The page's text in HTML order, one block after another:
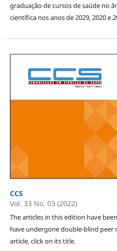
graduação de cursos de saúde no
científica nos anos de 2029, 2020 e
CCS
Vol. 33 No. 03 (2022)
The articles in this edition have
have undergone double-blind peer
article, click on its title.